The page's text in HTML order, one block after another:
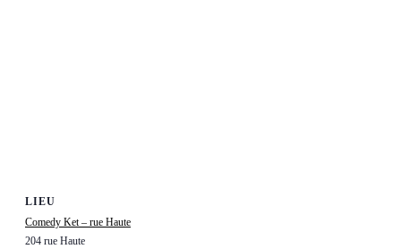
LIEU
Comedy Ket – rue Haute
204 rue Haute